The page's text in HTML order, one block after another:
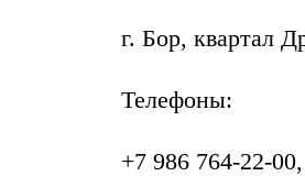
г. Бор, квартал
Телефоны:
+7 986 764-22-00,